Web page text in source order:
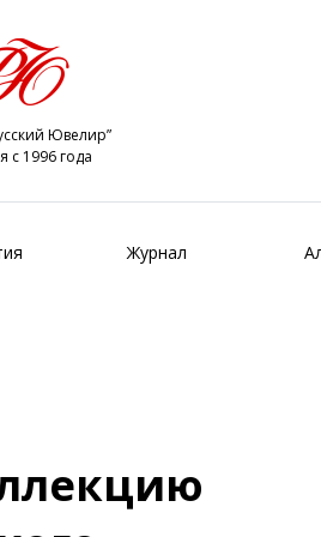
Ювелир”
с 1996 года
Журнал